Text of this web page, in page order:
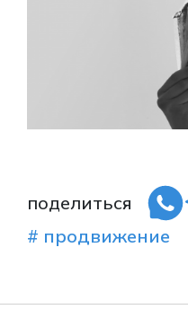
поделиться
# продвижение